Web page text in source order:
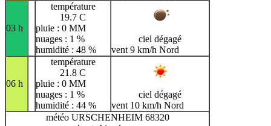
03 h
température
19.7 C
pluie : 0 MM
nuages : 1 %
humidité : 48 %
ciel dégagé
vent 9 km/h Nord
06 h
température
21.8 C
pluie : 0 MM
nuages : 1 %
humidité : 44 %
ciel dégagé
vent 10 km/h Nord
météo URSCHENHEIM 68320